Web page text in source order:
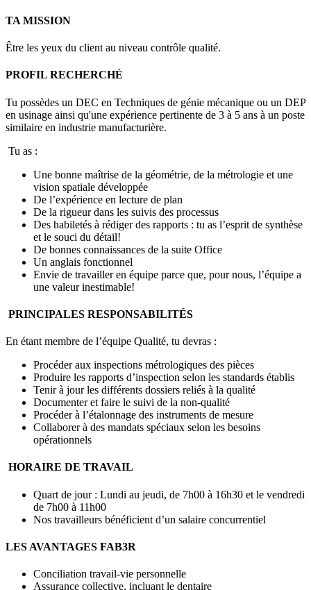
TA MISSION
Être les yeux du client au niveau contrôle qualité.
PROFIL RECHERCHÉ
Tu possèdes un DEC en Techniques de génie mécanique ou un DEP
en usinage ainsi qu'une expérience pertinente de 3 à 5 ans à un poste
similaire en industrie manufacturière.
Tu as :
Une bonne maîtrise de la géométrie, de la métrologie et une
vision spatiale développée
De l’expérience en lecture de plan
De la rigueur dans les suivis des processus
Des habiletés à rédiger des rapports : tu as l’esprit de synthèse
et le souci du détail!
De bonnes connaissances de la suite Office
Un anglais fonctionnel
Envie de travailler en équipe parce que, pour nous, l’équipe a
une valeur inestimable!
PRINCIPALES RESPONSABILITÉS
En étant membre de l’équipe Qualité, tu devras :
Procéder aux inspections métrologiques des pièces
Produire les rapports d’inspection selon les standards établis
Tenir à jour les différents dossiers reliés à la qualité
Documenter et faire le suivi de la non-qualité
Procéder à l’étalonnage des instruments de mesure
Collaborer à des mandats spéciaux selon les besoins
opérationnels
HORAIRE DE TRAVAIL
Quart de jour : Lundi au jeudi, de 7h00 à 16h30 et le vendredi
de 7h00 à 11h00
Nos travailleurs bénéficient d’un salaire concurrentiel
LES AVANTAGES FAB3R
Conciliation travail-vie personnelle
Assurance collective, incluant le dentaire